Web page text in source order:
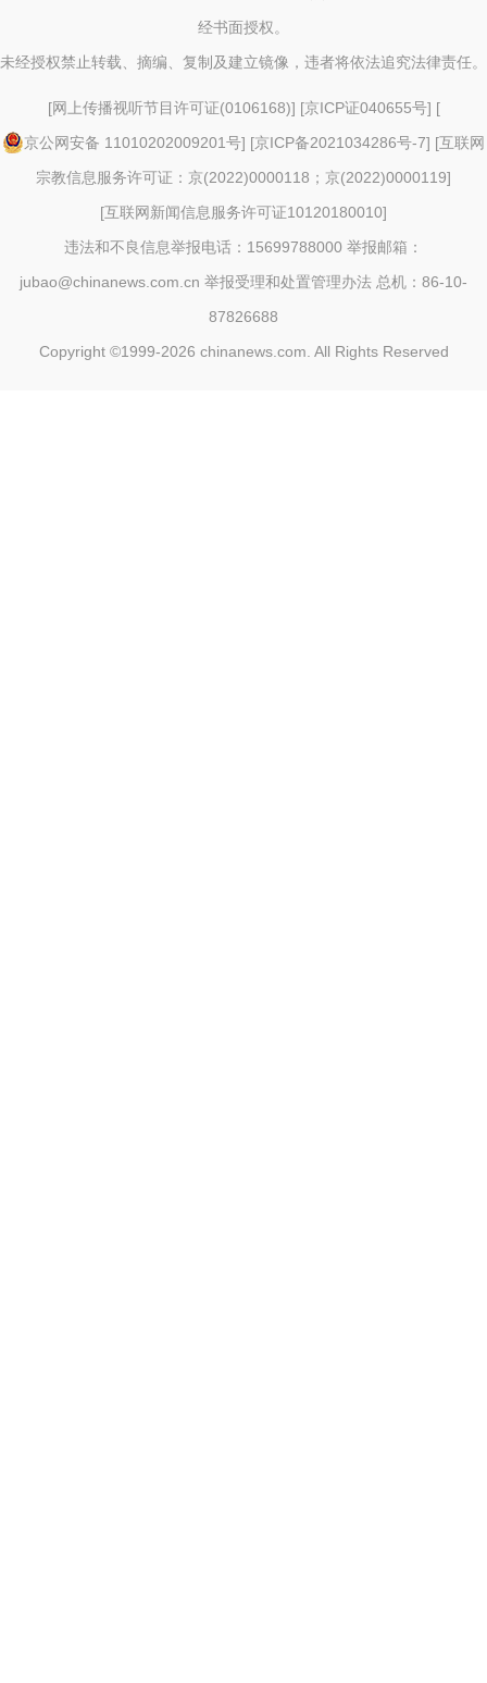
经书面授权。
未经授权禁止转载、摘编、复制及建立镜像，违者将依法追究法律责任。
[网上传播视听节目许可证(0106168)] [京ICP证040655号] [
京公网安备 11010202009201号] [京ICP备2021034286号-7] [互联网
宗教信息服务许可证：京(2022)0000118；京(2022)0000119]
[互联网新闻信息服务许可证10120180010]
违法和不良信息举报电话：15699788000 举报邮箱：
jubao@chinanews.com.cn 举报受理和处置管理办法 总机：86-10-
87826688
Copyright ©1999-2026 chinanews.com. All Rights Reserved